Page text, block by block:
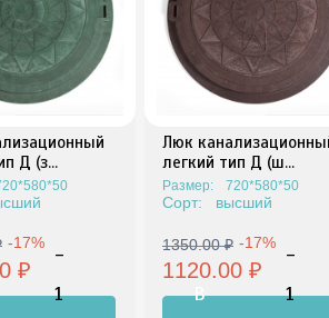
Д (з...
-17%
₽
-
1
Люк
легкий тип Д (ш...
Размер: 720*580*50
Сорт: высший
1350.00 ₽ -17%
1120.00 ₽
В
-
1